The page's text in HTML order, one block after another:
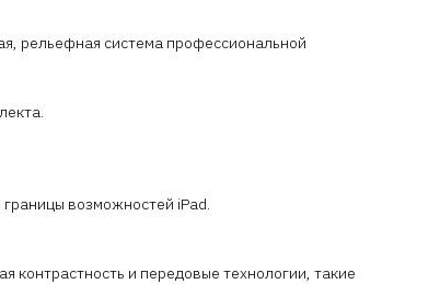
рельефная система профессиональной
возможностей iPad.
контрастность и передовые технологии, такие